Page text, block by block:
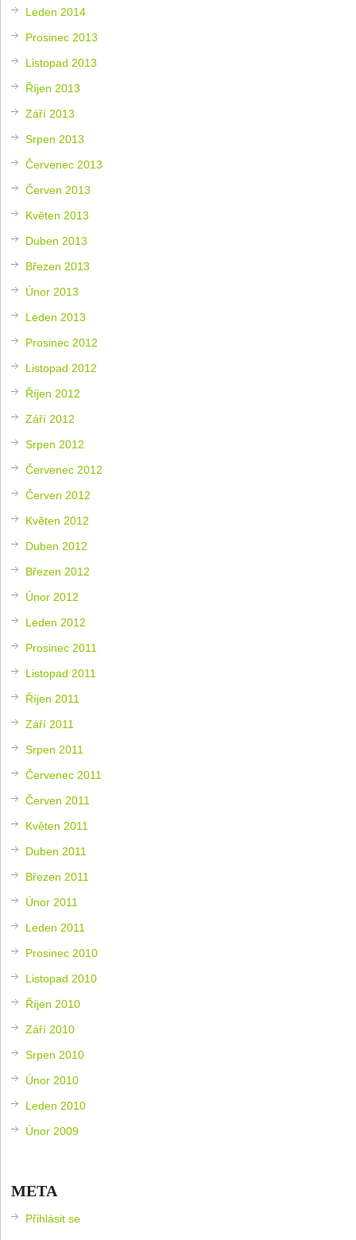
Leden 2014
Prosinec 2013
Listopad 2013
Říjen 2013
Září 2013
Srpen 2013
Červenec 2013
Červen 2013
Květen 2013
Duben 2013
Březen 2013
Únor 2013
Leden 2013
Prosinec 2012
Listopad 2012
Říjen 2012
Září 2012
Srpen 2012
Červenec 2012
Červen 2012
Květen 2012
Duben 2012
Březen 2012
Únor 2012
Leden 2012
Prosinec 2011
Listopad 2011
Říjen 2011
Září 2011
Srpen 2011
Červenec 2011
Červen 2011
Květen 2011
Duben 2011
Březen 2011
Únor 2011
Leden 2011
Prosinec 2010
Listopad 2010
Říjen 2010
Září 2010
Srpen 2010
Únor 2010
Leden 2010
Únor 2009
META
Přihlásit se